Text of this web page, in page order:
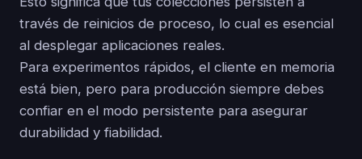
través de reinicios de proceso, lo cual es esencial
al desplegar aplicaciones reales.
Para experimentos rápidos, el cliente en memoria
está bien, pero para producción siempre debes
confiar en el modo persistente para asegurar
durabilidad y fiabilidad.